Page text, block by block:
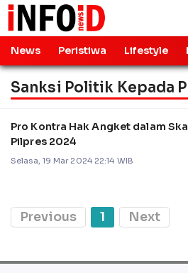
News Peristiwa Lifestyle
Sanksi Politik Kepada
Pro Kontra Hak Angket dalam
Pilpres 2024
Selasa, 19 Mar 2024 22:14 WIB
Previous 1 Next